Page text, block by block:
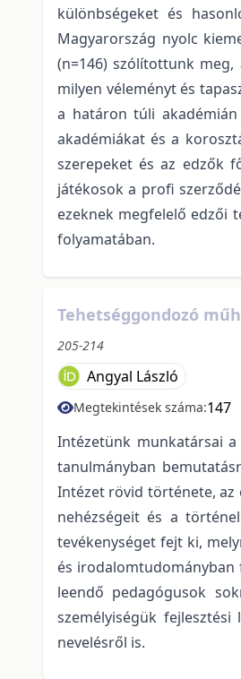
különbségeket és
Magyarország nyolc
(n=146) szólítottunk
milyen véleményt és
a határon túli
akadémiákat és a
szerepeket és az edzők
játékosok a profi
ezeknek megfelelő edzői
folyamatában.
Tehetséggondozó
205-214
Angyal László
Megtekintések száma:147
Intézetünk munkatársai
tanulmányban
Intézet rövid története, az
nehézségeit és a
tevékenységet fejt ki,
és irodalomtudományban
leendő pedagógusok
személyiségük
nevelésről is.